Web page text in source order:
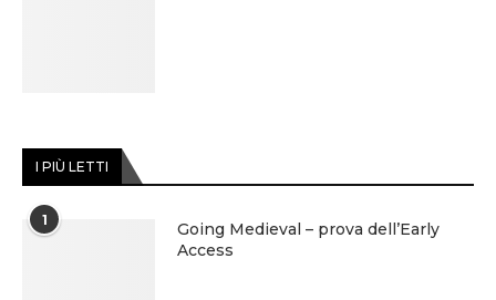
I PIÙ LETTI
1
Going Medieval – prova dell’Early
Access